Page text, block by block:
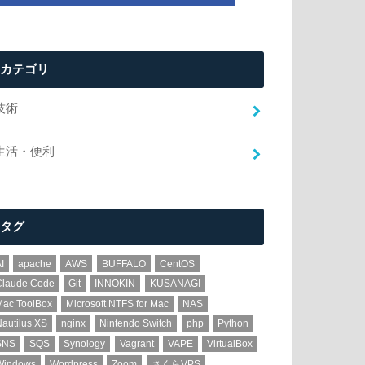
カテゴリ
術
活・便利
タグ
apache AWS BUFFALO
CentOS
Code
Git INNOKIN
KUSANAGI
ToolBox
Microsoft NTFS for Mac
NAS
XS
nginx Nintendo Switch php
Python
SQS Synology Vagrant VAPE
VirtualBox